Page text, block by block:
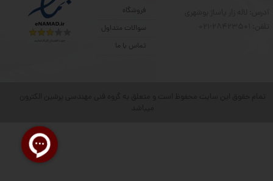
فروشگاه
سوالات متداول
تماس با ما